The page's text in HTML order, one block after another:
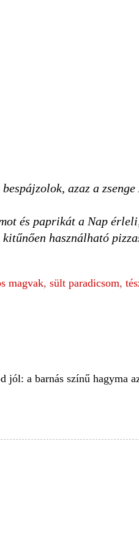
azaz a zsenge
és paprikát a Nap
használható
magvak, sült paradicsom,
jól: a barnás színű hagyma